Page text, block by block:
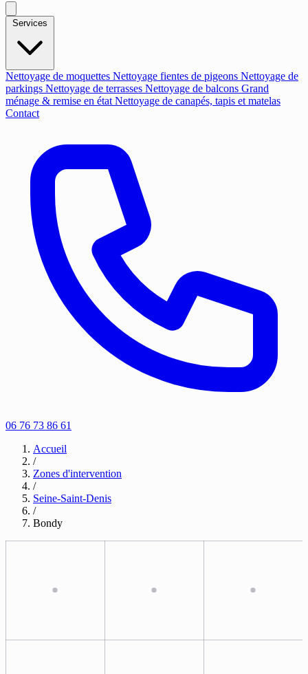
Nettoyage de moquettes Nettoyage fientes de pigeons Nettoyage de
parkings Nettoyage de terrasses Nettoyage de balcons Grand
ménage & remise en état Nettoyage de canapés, tapis et matelas
Contact
06 76 73 86 61
Accueil
/
Zones d'intervention
/
Seine-Saint-Denis
/
Bondy